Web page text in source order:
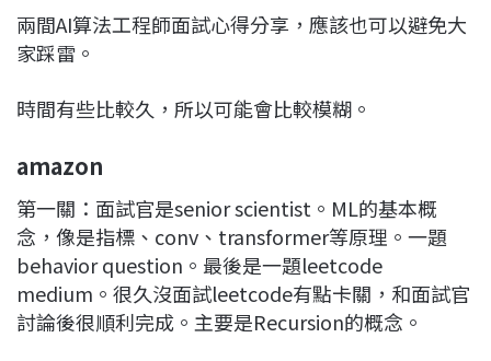
k
n
k
兩間AI算法工程師面試心得分享，應該也可以避免大
家踩雷。
時間有些比較久，所以可能會比較模糊。
amazon
第一關：面試官是senior scientist。ML的基本概
念，像是指標、conv、transformer等原理。一題
behavior question。最後是一題leetcode
medium。很久沒面試leetcode有點卡關，和面試官
討論後很順利完成。主要是Recursion的概念。